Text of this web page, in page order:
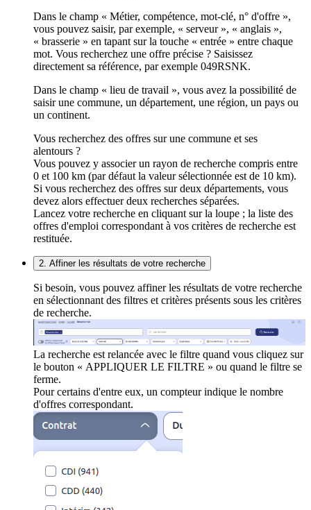
Dans le champ « Métier, compétence, mot-clé, n° d'offre »,
vous pouvez saisir, par exemple, « serveur », « anglais »,
« brasserie » en tapant sur la touche « entrée » entre chaque
mot. Vous recherchez une offre précise ? Saisissez
directement sa référence, par exemple 049RSNK.
Dans le champ « lieu de travail », vous avez la possibilité de
saisir une commune, un département, une région, un pays ou
un continent.
Vous recherchez des offres sur une commune et ses
alentours ?
Vous pouvez y associer un rayon de recherche compris entre
0 et 100 km (par défaut la valeur sélectionnée est de 10 km).
Si vous recherchez des offres sur deux départements, vous
devez alors effectuer deux recherches séparées.
Lancez votre recherche en cliquant sur la loupe ; la liste des
offres d'emploi correspondant à vos critères de recherche est
restituée.
2. Affiner les résultats de votre recherche
Si besoin, vous pouvez affiner les résultats de votre recherche
en sélectionnant des filtres et critères présents sous les critères
de recherche.
La recherche est relancée avec le filtre quand vous cliquez sur
le bouton « APPLIQUER LE FILTRE » ou quand le filtre se
ferme.
Pour certains d'entre eux, un compteur indique le nombre
d'offres correspondant.